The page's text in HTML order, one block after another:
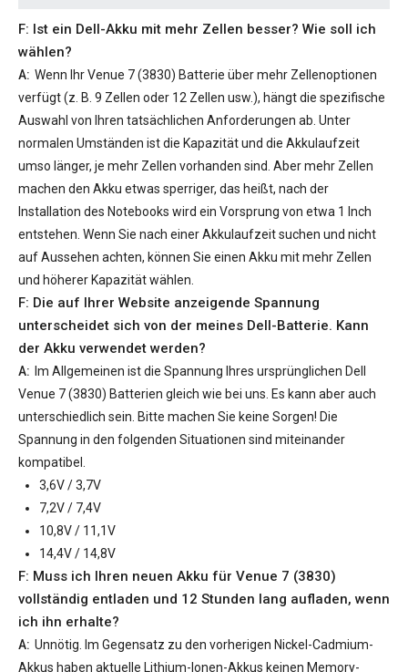
F: Ist ein Dell-Akku mit mehr Zellen besser? Wie soll ich
wählen?
A: Wenn IhrVenue 7 (3830) Batterie über mehr Zellenoptionen
verfügt (z. B. 9 Zellen oder 12 Zellen usw.), hängt die spezifische
Auswahl von Ihren tatsächlichen Anforderungen ab. Unter
normalen Umständen ist die Kapazität und die Akkulaufzeit
umso länger, je mehr Zellen vorhanden sind. Aber mehr Zellen
machen den Akku etwas sperriger, das heißt, nach der
Installation des Notebooks wird ein Vorsprung von etwa 1 Inch
entstehen. Wenn Sie nach einer Akkulaufzeit suchen und nicht
auf Aussehen achten, können Sie einen Akku mit mehr Zellen
und höherer Kapazität wählen.
F: Die auf Ihrer Website anzeigende Spannung
unterscheidet sich von der meines Dell-Batterie. Kann
der Akku verwendet werden?
A: Im Allgemeinen ist die Spannung Ihres ursprünglichen Dell
Venue 7 (3830) Batterien gleich wie bei uns. Es kann aber auch
unterschiedlich sein. Bitte machen Sie keine Sorgen! Die
Spannung in den folgenden Situationen sind miteinander
kompatibel.
3,6V / 3,7V
7,2V / 7,4V
10,8V / 11,1V
14,4V / 14,8V
F: Muss ich Ihren neuen Akku für Venue 7 (3830)
vollständig entladen und 12 Stunden lang aufladen, wenn
ich ihn erhalte?
A: Unnötig. Im Gegensatz zu den vorherigen Nickel-Cadmium-
Akkus haben aktuelle Lithium-Ionen-Akkus keinen Memory-